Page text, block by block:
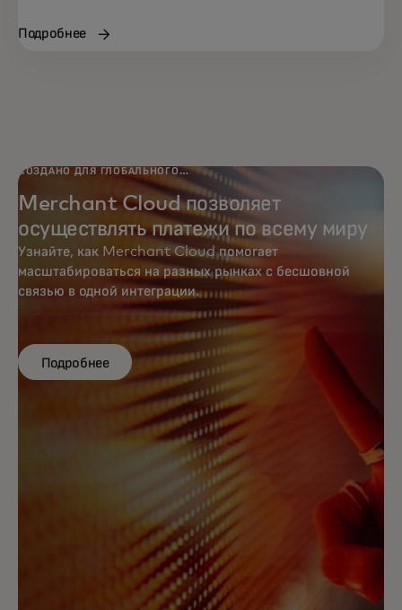
Подробнее
СОЗДАНО ДЛЯ ГЛОБАЛЬНОГО
ОХВАТА
Merchant Cloud позволяет
осуществлять платежи по всему миру
Узнайте, как Merchant Cloud помогает
масштабироваться на разных рынках с бесшовной
связью в одной интеграции.
Подробнее